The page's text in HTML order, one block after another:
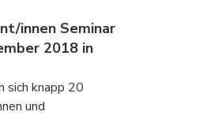
innen Seminar
2018 in
sich knapp 20
und